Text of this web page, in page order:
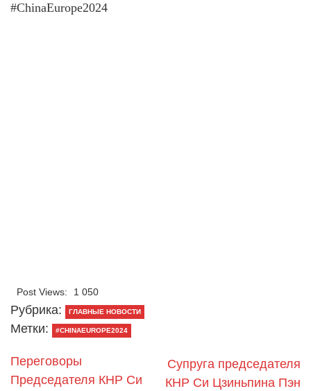
#ChinaEurope2024
Post Views: 1 050
Рубрика: ГЛАВНЫЕ НОВОСТИ
Метки: #CHINAEUROPE2024
Переговоры
Председателя КНР Си
Супруга председателя
КНР Си Цзиньпина Пэн